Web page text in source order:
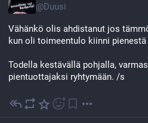
@Duusi
Vähänkö olis ahdistanut jos
kun oli toimeentulo kiinni
Todella kestävällä pohjalla,
pientuottajaksi ryhtymään. /s